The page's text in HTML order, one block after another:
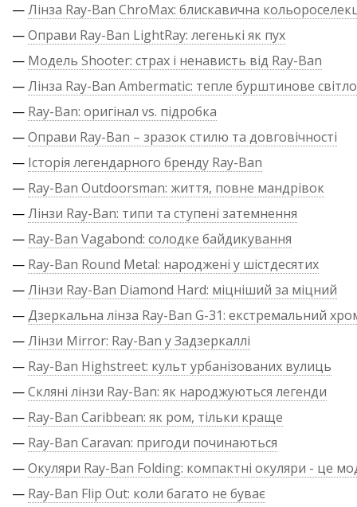
—Лінза Ray-Ban ChroMax: блискавична
—Оправи Ray-Ban LightRay: легенькі як пух
— Модель Shooter: страх і ненависть від Ray-Ban
—Лінза Ray-Ban Ambermatic: тепле бурштинове світло
— Ray-Ban: оригінал vs. підробка
—Оправи Ray-Ban – зразок стилю та довговічності
— Історія легендарного бренду Ray-Ban
— Ray-Ban Outdoorsman: життя, повне мандрівок
—Лінзи Ray-Ban: типи та ступені затемнення
— Ray-Ban Vagabond: солодке байдикування
— Ray-Ban Round Metal: народжені у шістдесятих
—Лінзи Ray-Ban Diamond Hard: міцніший за міцний
—Дзеркальна лінза Ray-Ban G-31: екстремальний
—Лінзи Mirror: Ray-Ban у Задзеркаллі
— Ray-Ban Highstreet: культ урбанізованих вулиць
—Скляні лінзи Ray-Ban: як народжуються легенди
— Ray-Ban Caribbean: як ром, тільки краще
— Ray-Ban Caravan: пригоди починаються
—Окуляри Ray-Ban Folding: компактні окуляри - це
— Ray-Ban Flip Out: коли багато не буває